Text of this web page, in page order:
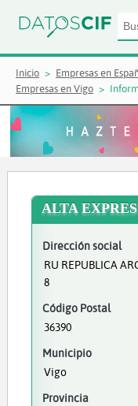
Inicio Empresas en
Empresas en Vigo
ALTA
Dirección social
RU REPUBLICA
8
Código Postal
36390
Municipio
Vigo
Provincia